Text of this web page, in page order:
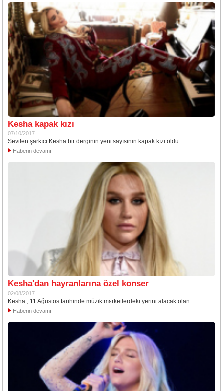
Kesha kapak kızı
07/10/2017
Sevilen şarkıcı Kesha bir derginin yeni sayısının kapak kızı oldu.
Haberin devamı
Kesha'dan hayranlarına özel konser
02/08/2017
Kesha , 11 Ağustos tarihinde müzik marketlerdeki yerini alacak olan
Haberin devamı